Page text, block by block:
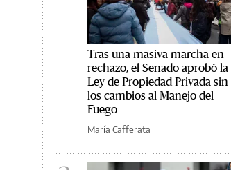
Tras una masiva marcha en
rechazo, el Senado aprobó la
Ley de Propiedad Privada sin
los cambios al Manejo del
Fuego
María Cafferata